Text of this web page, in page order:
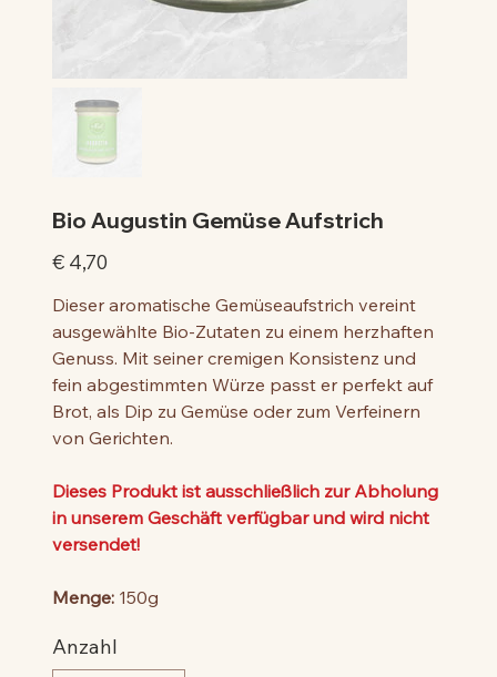
Bio Augustin Gemüse Aufstrich
Preis
€ 4,70
Dieser aromatische Gemüseaufstrich vereint
ausgewählte Bio-Zutaten zu einem herzhaften
Genuss. Mit seiner cremigen Konsistenz und
fein abgestimmten Würze passt er perfekt auf
Brot, als Dip zu Gemüse oder zum Verfeinern
von Gerichten.
Dieses Produkt ist ausschließlich zur Abholung
in unserem Geschäft verfügbar und wird nicht
versendet!
Menge: 150g
Anzahl